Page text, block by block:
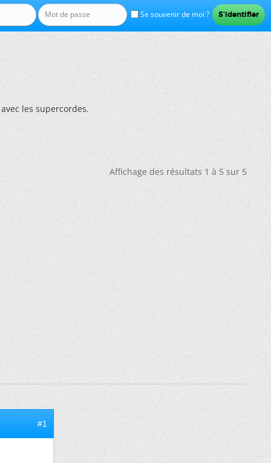
Se souvenir de moi ?
les supercordes.
Affichage des résultats 1 à 5 sur 5
#1